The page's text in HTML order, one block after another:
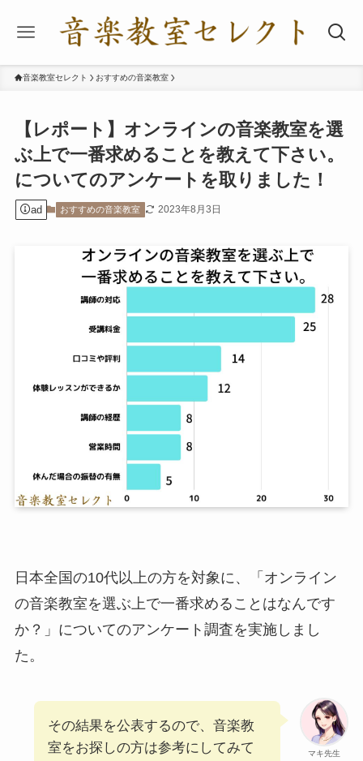
音楽教室セレクト おすすめの音楽教室
【レポート】オンラインの音楽教室を選
ぶ上で一番求めることを教えて下さい。
についてのアンケートを取りました！
ad おすすめの音楽教室 2023年8月3日
日本全国の10代以上の方を対象に、「オンライン
の音楽教室を選ぶ上で一番求めることはなんです
か？」についてのアンケート調査を実施しまし
た。
マキ先生
その結果を公表するので、音楽教
室をお探しの方は参考にしてみて